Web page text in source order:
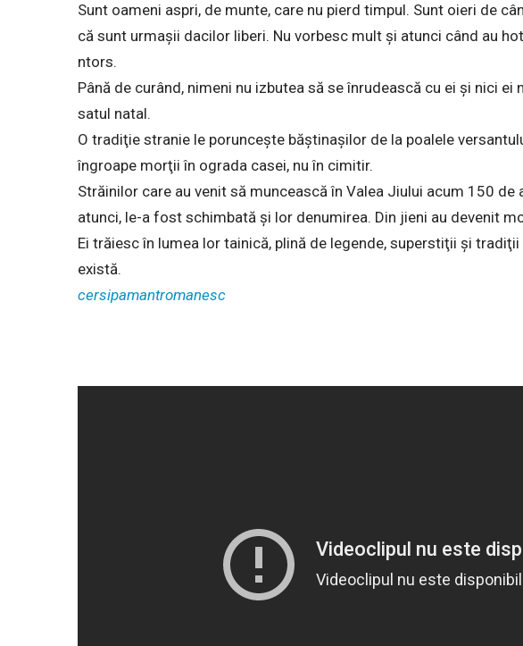
Sunt oameni aspri, de munte, care nu pierd timpul. Sunt oieri de
că sunt urmaşii dacilor liberi. Nu vorbesc mult şi atunci când au
ntors.
Până de curând, nimeni nu izbutea să se înrudească cu ei şi nici ei
satul natal.
O tradiţie stranie le porunceşte băştinaşilor de la poalele
îngroape morţii în ograda casei, nu în cimitir.
Străinilor care au venit să muncească în Valea Jiului acum 150 de
atunci, le-a fost schimbată şi lor denumirea. Din jieni au devenit
Ei trăiesc în lumea lor tainică, plină de legende, superstiţii şi tradiţii
există.
cersipamantromanesc